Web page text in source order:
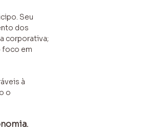
Seu
dos
corporativa;
foco em
à
o